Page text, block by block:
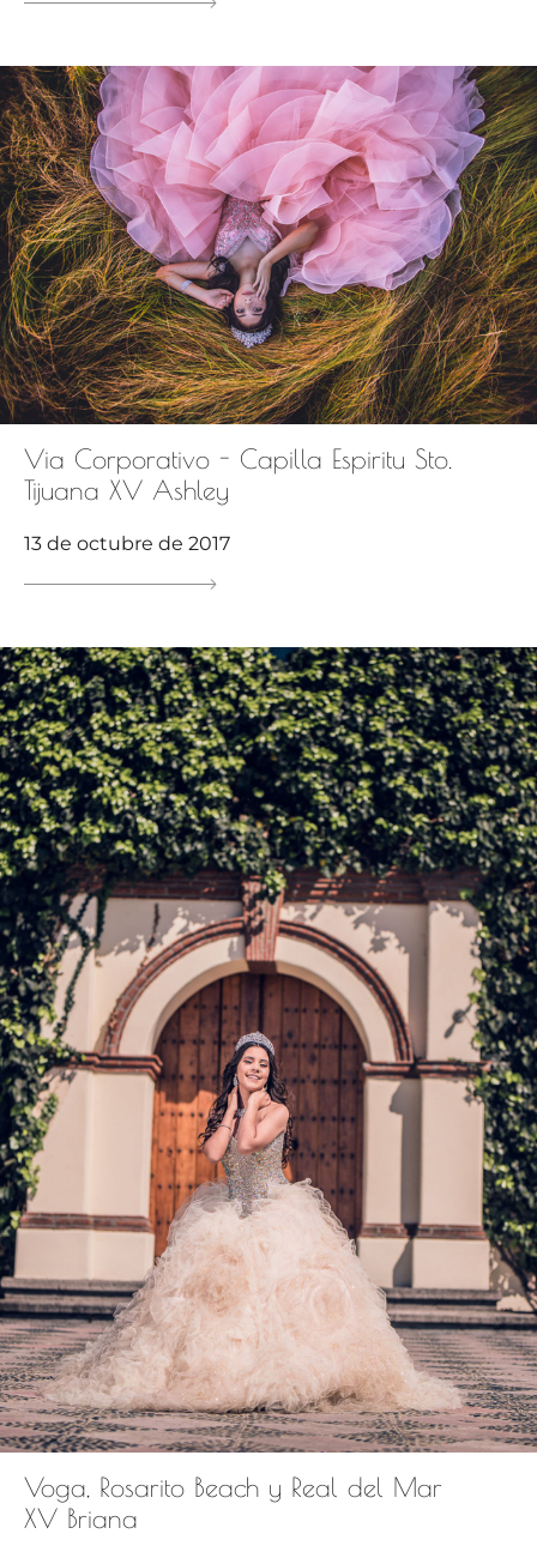
Via Corporativo - Capilla Espiritu Sto.
Tijuana XV Ashley
13 de octubre de 2017
Voga, Rosarito Beach y Real del Mar
XV Briana